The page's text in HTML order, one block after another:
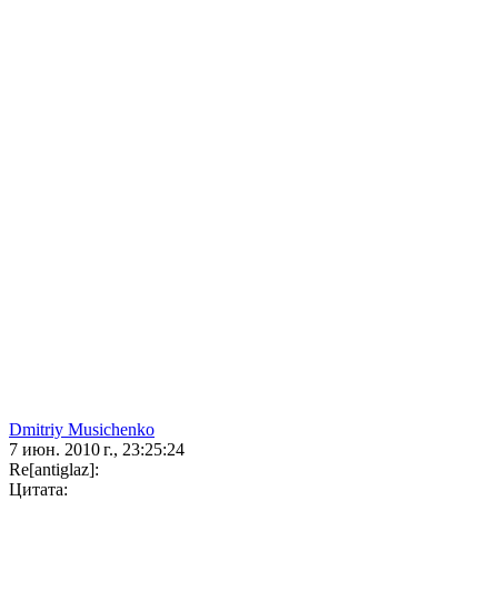
Dmitriy Musichenko
7 июн. 2010 г., 23:25:24
Re[antiglaz]:
Цитата: